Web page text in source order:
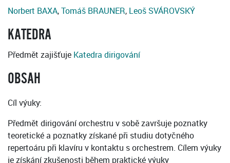
Norbert BAXA,Tomáš BRAUNER, Leoš SVÁROVSKÝ
KATEDRA
Předmět zajišťuje Katedra dirigování
OBSAH
Cíl výuky:
Předmět dirigování orchestru v sobě završuje poznatky
teoretické a poznatky získané při studiu dotyčného
repertoáru při klavíru v kontaktu s orchestrem. Cílem výuky
je získání zkušenosti během praktické výuky